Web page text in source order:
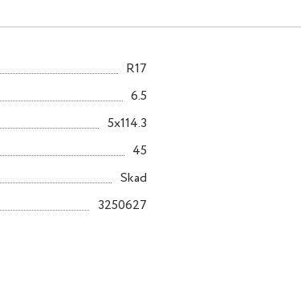
R17
6.5
5x114.3
45
Skad
3250627